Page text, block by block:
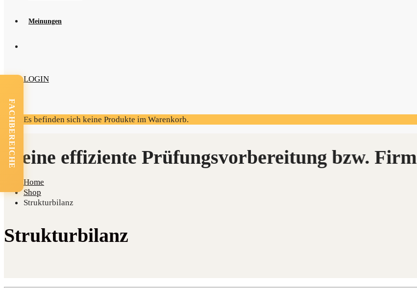
Mei­nun­gen
LOGIN
Es befinden sich keine Produkte im Warenkorb.
Home
Shop
Strukturbilanz
Strukturbilanz
FACHBEREICHE